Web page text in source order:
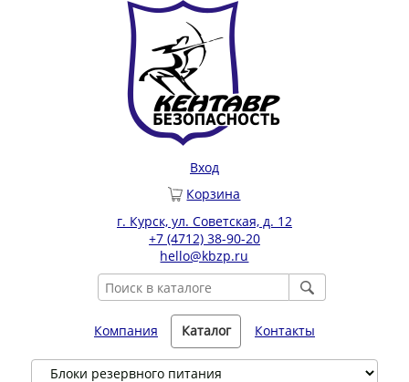
Вход
Корзина
г. Курск, ул. Советская, д. 12
+7 (4712) 38-90-20
hello@kbzp.ru
Компания Каталог Контакты